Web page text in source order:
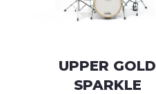
UPPER GOLD
SPARKLE